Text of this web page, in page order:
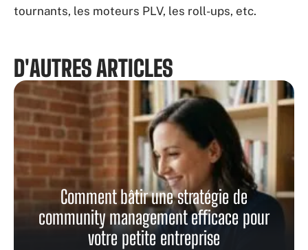
tournants, les moteurs PLV, les roll-ups, etc.
D'AUTRES ARTICLES
Comment bâtir une stratégie de
community management efficace pour
votre petite entreprise